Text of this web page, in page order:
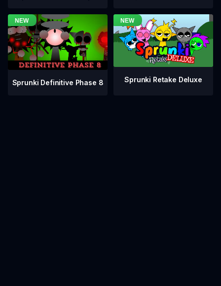
Sprunki Definitive Phase 8 Sprunki Retake Deluxe